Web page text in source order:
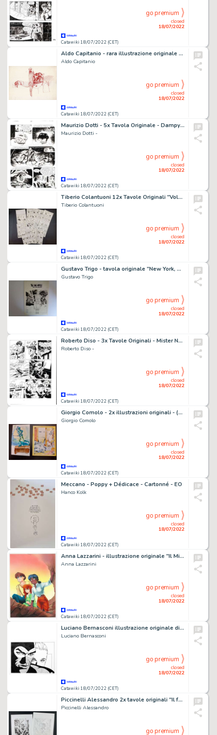
Catawiki 18/07/2022 (CET)
closed
18/07/2022
go premium
Aldo Capitanio - rara illustrazione originale di fantascienza - cm 30x21
Aldo Capitanio
Catawiki 18/07/2022 (CET)
closed
18/07/2022
go premium
Maurizio Dotti - 5x Tavola Originale - Dampyr n. 80 - "Il signore delle maschere" - (2006)
Maurizio Dotti -
Catawiki 18/07/2022 (CET)
closed
18/07/2022
go premium
Tiberio Colantuoni 12x Tavole Originali "Volpetto e Nonna Abelarda: Un Molare Resistente" - Storia Completa
Tiberio Colantuoni
Catawiki 18/07/2022 (CET)
closed
18/07/2022
go premium
Gustavo Trigo - tavola originale "New York, New York"
Gustavo Trigo
Catawiki 18/07/2022 (CET)
closed
18/07/2022
go premium
Roberto Diso - 3x Tavole Originali - Mister No n. 221 - "Abissi" - (1993)
Roberto Diso -
Catawiki 18/07/2022 (CET)
closed
18/07/2022
go premium
Giorgio Comolo - 2x illustrazioni originali - (1983)
Giorgio Comolo
Catawiki 18/07/2022 (CET)
closed
18/07/2022
go premium
Meccano - Poppy + Dédicace - Cartonné - EO
Hanco Kolk
Catawiki 18/07/2022 (CET)
closed
18/07/2022
go premium
Anna Lazzarini - illustrazione originale "Il Mistero della Pietra Azzurra" - (1993)
Anna Lazzarini
Catawiki 18/07/2022 (CET)
closed
18/07/2022
go premium
Luciano Bernasconi illustrazione originale di Lube - firmata
Luciano Bernasconi
Catawiki 18/07/2022 (CET)
closed
18/07/2022
go premium
Piccinelli Alessandro 2x tavole originali "Il feticcio di fuoco" - (2019)
Piccinelli Alessandro
go premium